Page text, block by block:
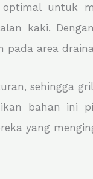
untuk
kaki.
area
sehingga
bahan
yang